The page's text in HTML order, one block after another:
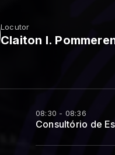
Locutor
Claiton I.
08:30 - 08:36
Consultório de